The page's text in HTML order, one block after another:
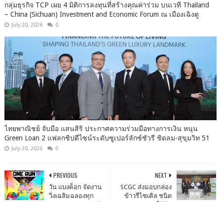
กลุ่มธุรกิจ TCP เผย 4 มิติการลงทุนที่สร้างคุณค่าร่วม บนเวที Thailand
– China (Sichuan) Investment and Economic Forum ณ เมืองเฉิงตู
July 20, 2026 0
ไทยพาณิชย์ จับมือ แสนสิริ ประกาศความร่วมมือทางการเงิน หนุน
Green Loan 2 แฟลกชิปดีไซน์ระดับซูเปอร์ลักซ์ชัวรี ชิดลม-สุขุมวิท 51
July 20, 2026 0
NEXT
SCGC ส่งมอบกล่อง
ข้าวรีไซเคิล ชนิด
PREVIOUS
วัน แบงค็อก จัดงาน
วิ่งเฉลิมฉลองทุก